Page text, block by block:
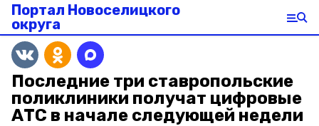
Портал Новоселицкого
округа
Последние три ставропольские
поликлиники получат цифровые
АТС в начале следующей недели